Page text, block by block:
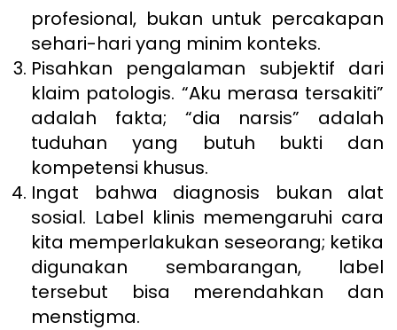
profesional, bukan untuk percakapan
sehari-hari yang minim konteks.
Pisahkan pengalaman subjektif dari
klaim patologis. “Aku merasa tersakiti”
adalah fakta; “dia narsis” adalah
tuduhan yang butuh bukti dan
kompetensi khusus.
Ingat bahwa diagnosis bukan alat
sosial. Label klinis memengaruhi cara
kita memperlakukan seseorang; ketika
digunakan sembarangan, label
tersebut bisa merendahkan dan
menstigma.